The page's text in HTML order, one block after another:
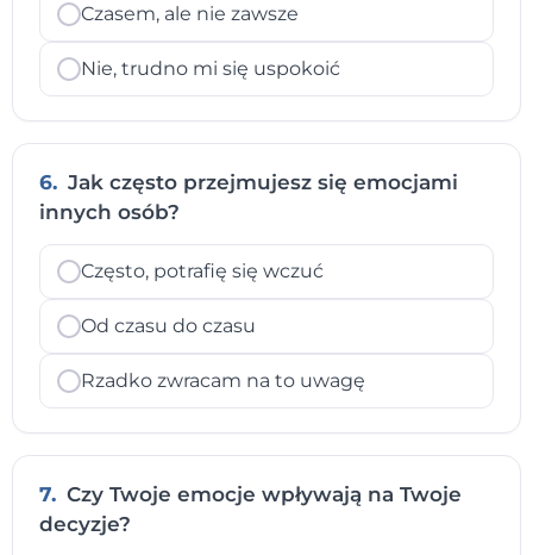
Czasem, ale nie zawsze
Nie, trudno mi się uspokoić
6. Jak często przejmujesz się emocjami
innych osób?
Często, potrafię się wczuć
Od czasu do czasu
Rzadko zwracam na to uwagę
7. Czy Twoje emocje wpływają na Twoje
decyzje?